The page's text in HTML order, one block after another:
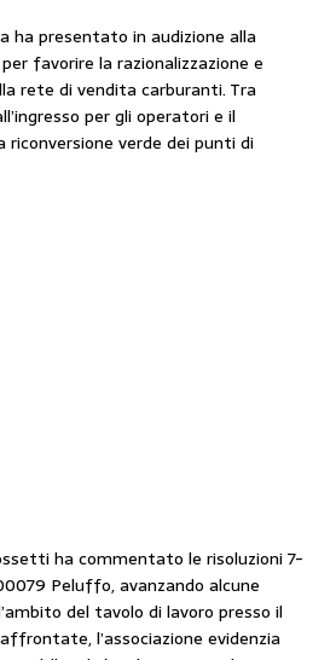
ha presentato in audizione alla
favorire la razionalizzazione e
rete di vendita carburanti. Tra
per gli operatori e il
riconversione verde dei punti di
ha commentato le risoluzioni 7-
Peluffo, avanzando alcune
del tavolo di lavoro presso il
l’associazione evidenzia